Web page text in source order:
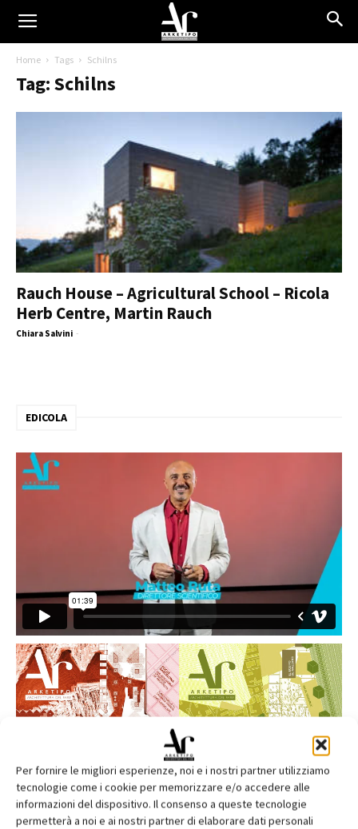
Per fornire le migliori esperienze, noi e i nostri partner utilizziamo
tecnologie come i cookie per memorizzare e/o accedere alle
informazioni del dispositivo. Il consenso a queste tecnologie
permetterà a noi e ai nostri partner di elaborare dati personali
Home Tags Schilns
Tag: Schilns
Rauch House – Agricultural School – Ricola
Herb Centre, Martin Rauch
Chiara Salvini -
EDICOLA